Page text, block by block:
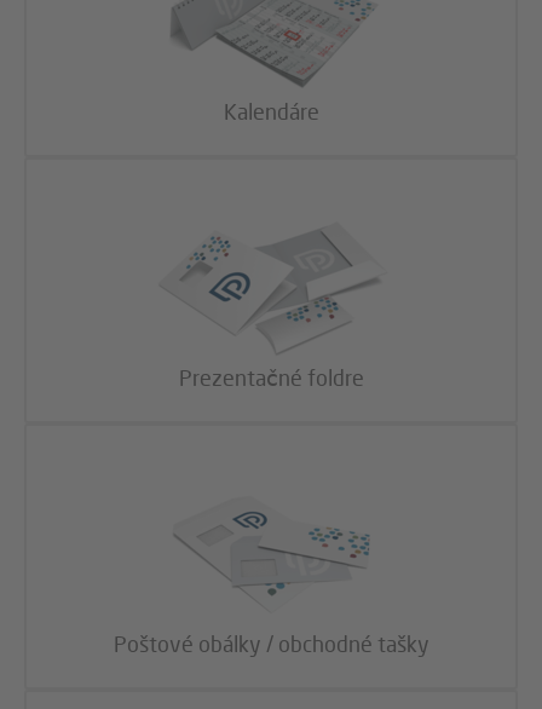
Kalendáre
Prezentačné foldre
Poštové obálky / obchodné tašky